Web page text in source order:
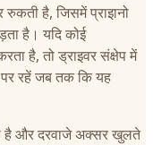
है, जिसमें प्राइानो
है। यदि कोई
है, तो ड्राइवर संक्षेप में
रहें जब तक कि यह
है और दरवाजे अक्सर खुलते